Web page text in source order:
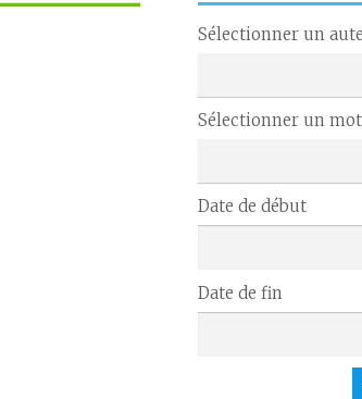
Sélectionner un
Sélectionner un
Date de début
Date de fin